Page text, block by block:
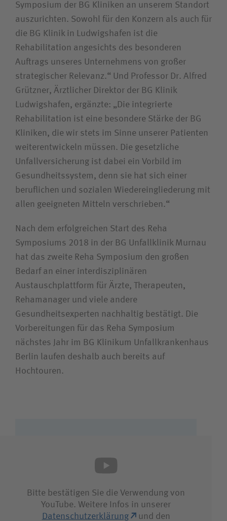
Symposium der BG Kliniken an unserem Standort
auszurichten. Sowohl für den Konzern als auch für
die BG Klinik in Ludwigshafen ist die
Rehabilitation angesichts des besonderen
Auftrags unseres Unternehmens von großer
strategischer Relevanz.“ Und Professor Dr. Alfred
Grützner, Ärztlicher Direktor der BG Klinik
Ludwigshafen, ergänzte: „Die integrierte
Rehabilitation ist eine besondere Stärke der BG
Kliniken, die wir stets im Sinne unserer Patienten
weiterentwickeln müssen. Die gesetzliche
Unfallversicherung ist dabei ein Vorbild im
Gesundheitssystem, denn sie hat sich einer
beruflichen und sozialen Wiedereingliederung mit
allen geeigneten Mitteln verschrieben.“
Nach dem erfolgreichen Start des Reha
Symposiums 2018 in der BG Unfallklinik Murnau
hat das zweite Reha Symposium den großen
Bedarf an einer interdisziplinären
Austauschplattform für Ärzte, Therapeuten,
Rehamanager und viele andere
Gesundheitsexperten nachhaltig bestätigt. Die
Vorbereitungen für das Reha Symposium
nächstes Jahr im BG Klinikum Unfallkrankenhaus
Berlin laufen deshalb auch bereits auf
Hochtouren.
Bitte bestätigen Sie die Verwendung von
YouTube. Weitere Infos in unserer
Datenschutzerklärung
und den